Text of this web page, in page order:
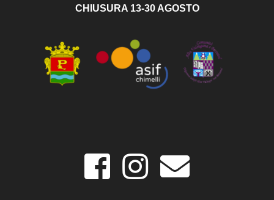
CHIUSURA 13-30 AGOSTO